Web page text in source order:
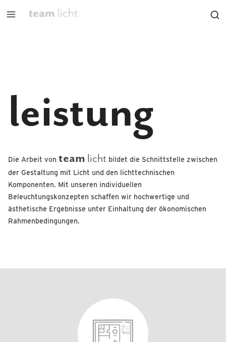
leistung
Die Arbeit von team licht bildet die Schnittstelle zwischen
der Gestaltung mit Licht und den lichttechnischen
Komponenten. Mit unseren individuellen
Beleuchtungskonzepten schaffen wir hochwertige und
ästhetische Ergebnisse unter Einhaltung der ökonomischen
Rahmenbedingungen.